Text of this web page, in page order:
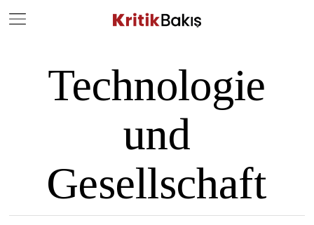
Technologie
und
Gesellschaft